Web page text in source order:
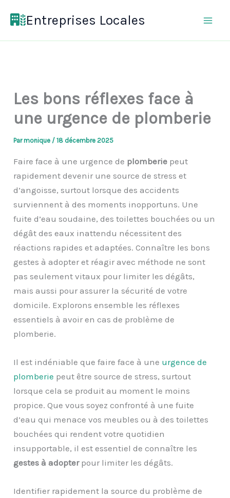
Entreprises Locales
Les bons réflexes face à
une urgence de plomberie
Parmonique /18 décembre 2025
Faire face à une urgence de plomberie peut
rapidement devenir une source de stress et
d’angoisse, surtout lorsque des accidents
surviennent à des moments inopportuns. Une
fuite d’eau soudaine, des toilettes bouchées ou un
dégât des eaux inattendu nécessitent des
réactions rapides et adaptées. Connaître les bons
gestes à adopter et réagir avec méthode ne sont
pas seulement vitaux pour limiter les dégâts,
mais aussi pour assurer la sécurité de votre
domicile. Explorons ensemble les réflexes
essentiels à avoir en cas de problème de
plomberie.
Il est indéniable que faire face à une urgence de
plomberie peut être source de stress, surtout
lorsque cela se produit au moment le moins
propice. Que vous soyez confronté à une fuite
d’eau qui menace vos meubles ou à des toilettes
bouchées qui rendent votre quotidien
insupportable, il est essentiel de connaître les
gestes à adopterpour limiter les dégâts.
Identifier rapidement la source du problème de